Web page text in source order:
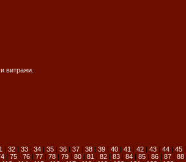
витражи.
| 32| 33| 34| 35| 36| 37| 38| 39| 40| 41 | 42| 43| 44| 45|
| 75 | 76 | 77 | 78 | 79 | 80 | 81 | 82 | 83 | 84 | 85 | 86 | 87 | 88